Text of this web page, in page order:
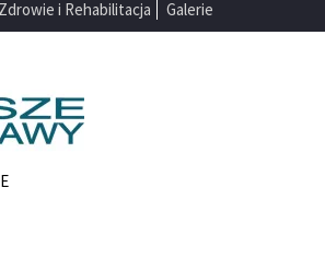
i Rehabilitacja
Galerie